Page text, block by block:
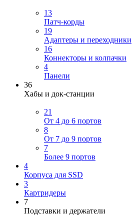
13
Патч-корды
19
Адаптеры и переходники
16
Коннекторы и колпачки
4
Панели
36
Хабы и док-станции
21
От 4 до 6 портов
8
От 7 до 9 портов
7
Более 9 портов
4
Корпуса для SSD
3
Картридеры
7
Подставки и держатели